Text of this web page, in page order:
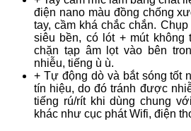
điện nano màu đồng chống
tay, cầm khá chắc chắn.
siêu bền, có lót + mút không
chặn tạp âm lọt vào bên
nhiễu, tiếng ù ù.
+ Tự động dò và bắt sóng tốt
tín hiệu, do đó tránh được
tiếng rú/rít khi dùng chung
khác như cục phát Wifi, điện